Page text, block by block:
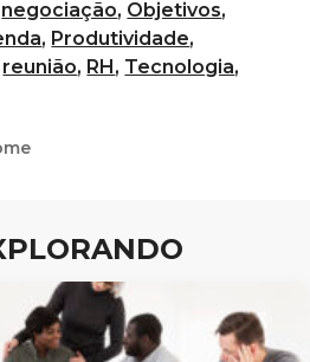
negociação, Objetivos,
, Produtividade,
reunião, RH, Tecnologia,